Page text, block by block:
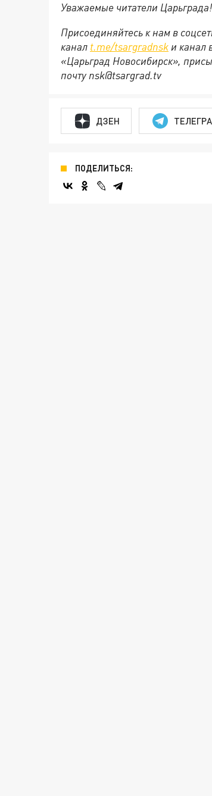
Уважаемые читатели Царьграда!
Присоединяйтесь к нам в
канал t.me/tsargradnsk и канал
«Царьград Новосибирск»,
почту nsk@tsargrad.tv
ДЗЕН
ПОДЕЛИТЬСЯ: